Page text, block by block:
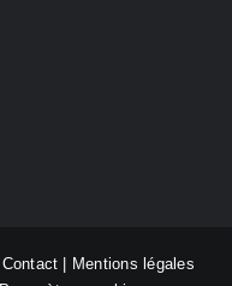
Contact
Mentions légales